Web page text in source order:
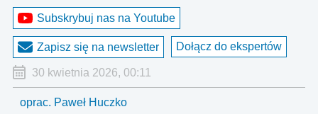
Subskrybuj nas na Youtube
Zapisz się na newsletter Dołącz do ekspertów
30 kwietnia 2026, 00:11
oprac. Paweł Huczko